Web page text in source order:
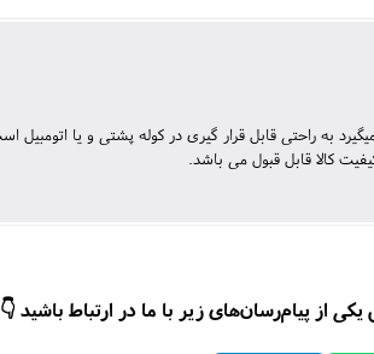
کالا قابل قبول می باشد.
از پیام‌رسان‌های زیر با ما در ارتباط باشید 👇